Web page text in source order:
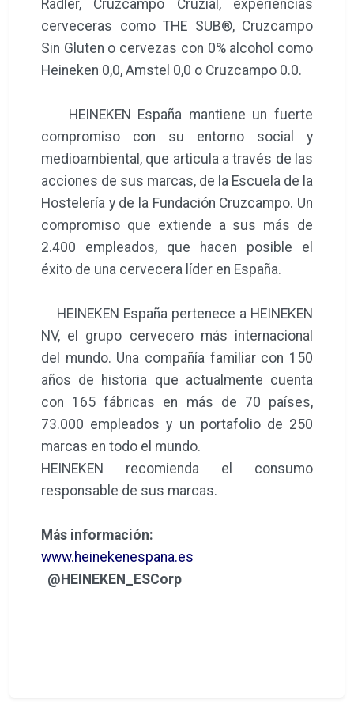
Radler, Cruzcampo Cruzial, experiencias
cerveceras como THE SUB®, Cruzcampo
Sin Gluten o cervezas con 0% alcohol como
Heineken 0,0, Amstel 0,0 o Cruzcampo 0.0.
HEINEKEN España mantiene un fuerte
compromiso con su entorno social y
medioambiental, que articula a través de las
acciones de sus marcas, de la Escuela de la
Hostelería y de la Fundación Cruzcampo. Un
compromiso que extiende a sus más de
2.400 empleados, que hacen posible el
éxito de una cervecera líder en España.
HEINEKEN España pertenece a HEINEKEN
NV, el grupo cervecero más internacional
del mundo. Una compañía familiar con 150
años de historia que actualmente cuenta
con 165 fábricas en más de 70 países,
73.000 empleados y un portafolio de 250
marcas en todo el mundo.
HEINEKEN recomienda el consumo
responsable de sus marcas.
Más información:
www.heinekenespana.es
@HEINEKEN_ESCorp